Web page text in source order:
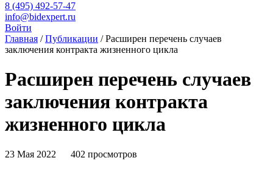
8 (495) 492-57-47
info@bidexpert.ru
Войти
Главная /Публикации /Расширен перечень случаев
заключения контракта жизненного цикла
Расширен перечень случаев
заключения контракта
жизненного цикла
23 Мая 2022 402 просмотров